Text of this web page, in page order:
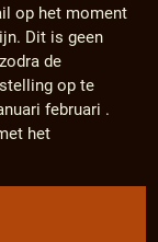
op het moment
Dit is geen
de
op te
februari .
het